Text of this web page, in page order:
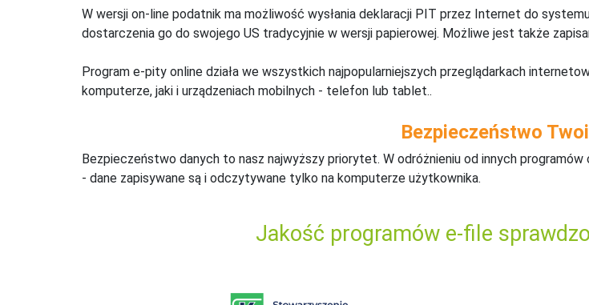
W wersji on-line podatnik ma możliwość wysłania deklaracji PIT przez Internet do
dostarczenia go do swojego US tradycyjnie w wersji papierowej. Możliwe jest także
Program e-pity online działa we wszystkich najpopularniejszych przeglądarkach
komputerze, jaki i urządzeniach mobilnych - telefon lub tablet..
Bezpieczeństwo
Bezpieczeństwo danych to nasz najwyższy priorytet. W odróżnieniu od innych programów
- dane zapisywane są i odczytywane tylko na komputerze użytkownika.
Jakość programów e-file